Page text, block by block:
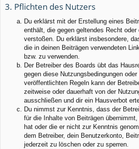
3. Pflichten des Nutzers
Du erklärst mit der Erstellung eines
enthält, die gegen geltendes Recht
verstoßen. Du erklärst insbesondere,
die in deinen Beiträgen verwendeten
bzw. zu verwenden.
Der Betreiber des Boards übt das
gegen diese Nutzungsbedingungen
veröffentlichten Regeln kann der
zeitweise oder dauerhaft von der
ausschließen und dir ein Hausverbot
Du nimmst zur Kenntnis, dass der
für die Inhalte von Beiträgen
hat oder die er nicht zur Kenntnis
dem Betreiber, dein Benutzerkonto,
jederzeit zu löschen oder zu sperren.